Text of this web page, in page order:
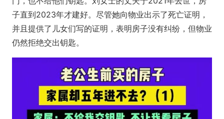
子直到2023年才建好。尽管她向物业出示了死亡证明，
并且提供了儿女们写的证明，表明房子没有纠纷，但物业
仍然拒绝交出钥匙。